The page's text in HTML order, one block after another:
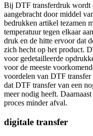
Bij DTF transferdruk wordt
aangebracht door middel
bedrukken artikel tezamen
temperatuur tegen elkaar
druk en de hitte ervoor dat
zich hecht op het product.
voor gedetailleerde
voor de meeste
voordelen van DTF
dat DTF transfer van een
meer nodig heeft.
proces minder afval.
digitale transfer